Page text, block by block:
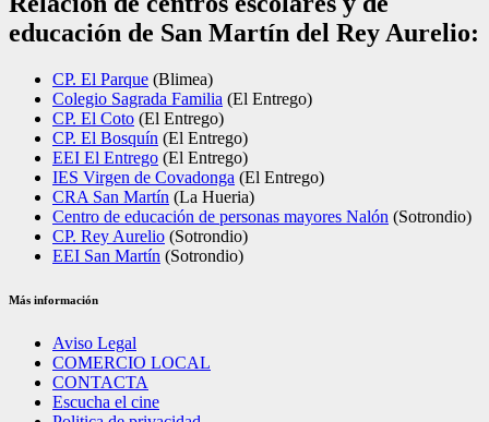
educación de San Martín del Rey Aurelio:
CP. El Parque (Blimea)
Colegio Sagrada Familia (El Entrego)
CP. El Coto (El Entrego)
CP. El Bosquín (El Entrego)
EEI El Entrego (El Entrego)
IES Virgen de Covadonga (El Entrego)
CRA San Martín (La Hueria)
Centro de educación de personas mayores Nalón (Sotrondio)
CP. Rey Aurelio (Sotrondio)
EEI San Martín (Sotrondio)
Más información
Aviso Legal
COMERCIO LOCAL
CONTACTA
Escucha el cine